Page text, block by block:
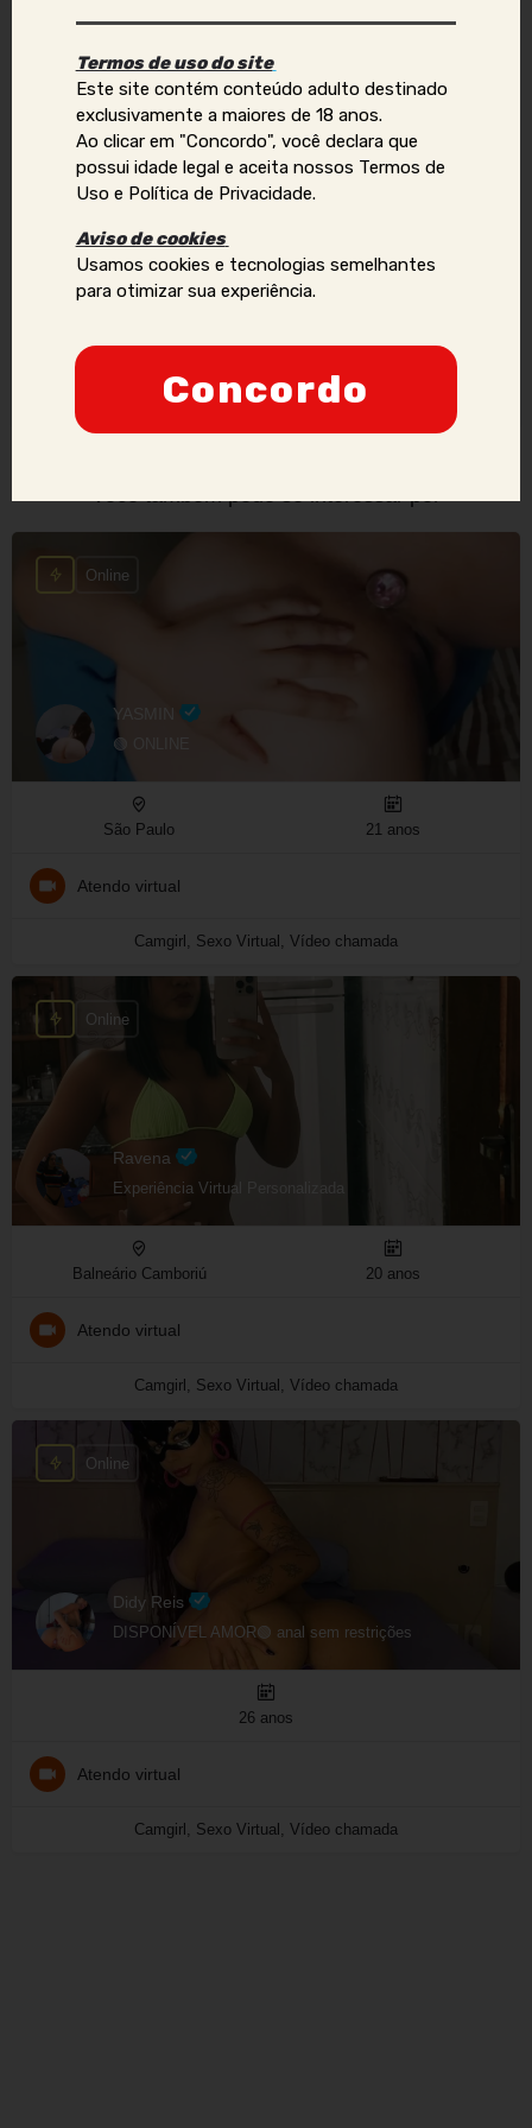
e-mail, nomes, endereços, etc.), envie um e-mail para:
contato@acompanhantesvirtual.com.br.
Por favor, inclua prints e informações adicionais para que
possamos analisar a situação de forma mais eficaz.
ter sua credibilidade comprometida, podendo ser
proibidos de manter ou criar novos anúncios no site.
Nossa prioridade é a segurança e a confiança dos
necessárias para manter um ambiente seguro e
Você também pode se interessar por
YASMIN
🟢 ONLINE
Online
São Paulo 21 anos
Atendo virtual
Camgirl, Sexo Virtual, Vídeo chamada
Ravena
Experiência Virtual Personalizada
Online
Balneário Camboriú 20 anos
Atendo virtual
Camgirl, Sexo Virtual, Vídeo chamada
Didy Reis
DISPONÍVEL AMOR🟢 anal sem restrições
Online
26 anos
Atendo virtual
Camgirl, Sexo Virtual, Vídeo chamada
Termos de uso do site
Este site contém conteúdo adulto destinado
exclusivamente a maiores de 18 anos.
Ao clicar em "Concordo", você declara que
possui idade legal e aceita nossos Termos de
Uso e Política de Privacidade.
Aviso de cookies
Usamos cookies e tecnologias semelhantes
para otimizar sua experiência.
Concordo